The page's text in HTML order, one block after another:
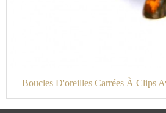
Boucles D'oreilles Carrées À Clips